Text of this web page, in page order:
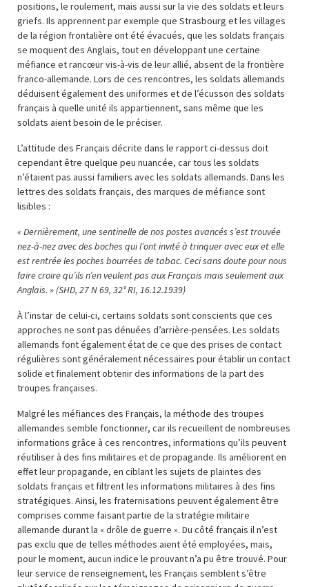
positions, le roulement, mais aussi sur la vie des soldats et leurs
griefs. Ils apprennent par exemple que Strasbourg et les villages
de la région frontalière ont été évacués, que les soldats français
se moquent des Anglais, tout en développant une certaine
méfiance et rancœur vis-à-vis de leur allié, absent de la frontière
franco-allemande. Lors de ces rencontres, les soldats allemands
déduisent également des uniformes et de l’écusson des soldats
français à quelle unité ils appartiennent, sans même que les
soldats aient besoin de le préciser.
L’attitude des Français décrite dans le rapport ci-dessus doit
cependant être quelque peu nuancée, car tous les soldats
n’étaient pas aussi familiers avec les soldats allemands. Dans les
lettres des soldats français, des marques de méfiance sont
lisibles :
« Dernièrement, une sentinelle de nos postes avancés s’est trouvée
nez-à-nez avec des boches qui l’ont invité à trinquer avec eux et elle
est rentrée les poches bourrées de tabac. Ceci sans doute pour nous
faire croire qu’ils n’en veulent pas aux Français mais seulement aux
Anglais. » (SHD, 27 N 69, 32° RI, 16.12.1939)
À l’instar de celui-ci, certains soldats sont conscients que ces
approches ne sont pas dénuées d’arrière-pensées. Les soldats
allemands font également état de ce que des prises de contact
régulières sont généralement nécessaires pour établir un contact
solide et finalement obtenir des informations de la part des
troupes françaises.
Malgré les méfiances des Français, la méthode des troupes
allemandes semble fonctionner, car ils recueillent de nombreuses
informations grâce à ces rencontres, informations qu’ils peuvent
réutiliser à des fins militaires et de propagande. Ils améliorent en
effet leur propagande, en ciblant les sujets de plaintes des
soldats français et filtrent les informations militaires à des fins
stratégiques. Ainsi, les fraternisations peuvent également être
comprises comme faisant partie de la stratégie militaire
allemande durant la « drôle de guerre ». Du côté français il n’est
pas exclu que de telles méthodes aient été employées, mais,
pour le moment, aucun indice le prouvant n’a pu être trouvé. Pour
leur service de renseignement, les Français semblent s’être